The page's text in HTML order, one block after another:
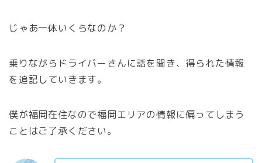
じゃあ一体いくらなのか？
乗りながらドライバーさんに話を聞き、得られた情報
を追記していきます。
僕が福岡在住なので福岡エリアの情報に偏ってしまう
ことはご了承ください。